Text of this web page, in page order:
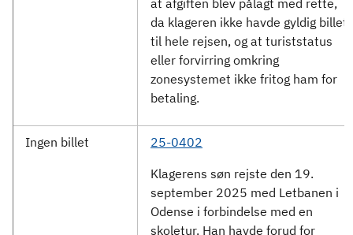
at afgiften blev pålagt med rette,
da klageren ikke havde gyldig billet
til hele rejsen, og at turiststatus
eller forvirring omkring
zonesystemet ikke fritog ham for
betaling.
Ingen billet
25-0402
Klagerens søn rejste den 19.
september 2025 med Letbanen i
Odense i forbindelse med en
skoletur. Han havde forud for